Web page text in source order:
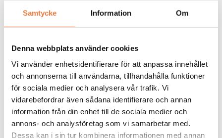
Samtycke Information Om
Denna webbplats använder cookies
Vi använder enhetsidentifierare för att anpassa innehållet
och annonserna till användarna, tillhandahålla funktioner
för sociala medier och analysera vår trafik. Vi
vidarebefordrar även sådana identifierare och annan
information från din enhet till de sociala medier och
annons- och analysföretag som vi samarbetar med.
Dessa kan i sin tur kombinera informationen med annan
Lysdiodslägesvisare för ställverk
och mosaiktavlor
Prisförfrågan
Köp
Programmerbar
multifunktionsomvandlare för
elkraftsstorheter
Prisförfrågan
Köp